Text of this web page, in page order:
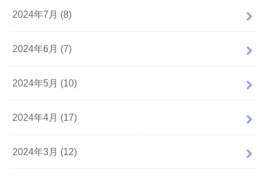
2024年7月 (8)
2024年6月 (7)
2024年5月 (10)
2024年4月 (17)
2024年3月 (12)